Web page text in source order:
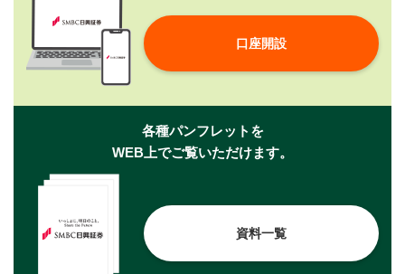
口座開設
各種パンフレットを
WEB上でご覧いただけます。
資料一覧